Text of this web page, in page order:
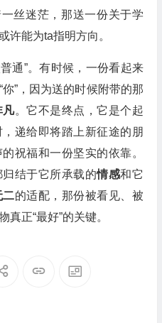
丝迷茫，那送一份关于学
许能为ta指明方向。
通”。有时候，一份看起来
”，因为送的时候附带的那
凡。它不是终点，它是个起
递给即将踏上新征途的朋
祝福和一份坚实的依靠。
结于它所承载的情感和它
二的适配，那份被看见、被
正“最好”的关键。